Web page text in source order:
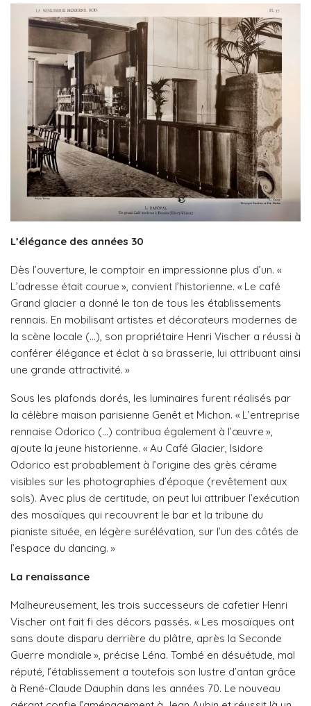
L’élégance des années 30
Dès l’ouverture, le comptoir en impressionne plus d’un. «
L’adresse était courue », convient l’historienne. « Le café
Grand glacier a donné le ton de tous les établissements
rennais. En mobilisant artistes et décorateurs modernes de
la scène locale (…), son propriétaire Henri Vischer a réussi à
conférer élégance et éclat à sa brasserie, lui attribuant ainsi
une grande attractivité. »
Sous les plafonds dorés, les luminaires furent réalisés par
la célèbre maison parisienne Genêt et Michon. « L’entreprise
rennaise Odorico (…) contribua également à l’œuvre »,
ajoute la jeune historienne. « Au Café Glacier, Isidore
Odorico est probablement à l’origine des grès cérame
visibles sur les photographies d’époque (revêtement aux
sols). Avec plus de certitude, on peut lui attribuer l’exécution
des mosaïques qui recouvrent le bar et la tribune du
pianiste située, en légère surélévation, sur l’un des côtés de
l’espace du dancing. »
La renaissance
Malheureusement, les trois successeurs de cafetier Henri
Vischer ont fait fi des décors passés. « Les mosaïques ont
sans doute disparu derrière du plâtre, après la Seconde
Guerre mondiale », précise Léna. Tombé en désuétude, mal
réputé, l’établissement a toutefois son lustre d’antan grâce
à René-Claude Dauphin dans les années 70. Le nouveau